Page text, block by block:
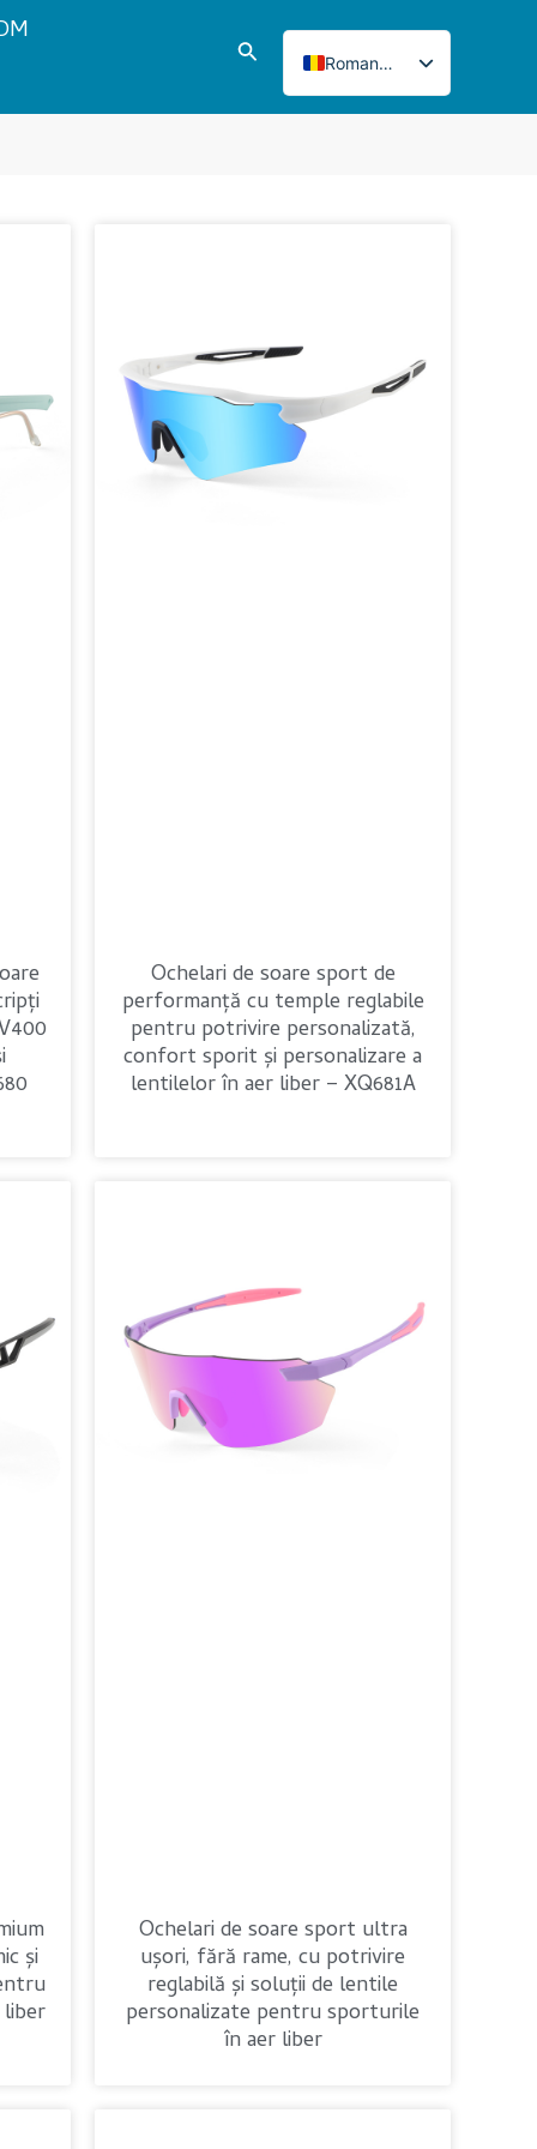
Căutare
Romanian
English
Portuguese
Russian
Ochelari de soare sport de
performanță cu temple reglabile
pentru potrivire personalizată,
confort sporit și personalizare a
lentilelor în aer liber – XQ681A
și
Ochelari de soare sport ultra
ușori, fără rame, cu potrivire
reglabilă și soluții de lentile
personalizate pentru sporturile
în aer liber